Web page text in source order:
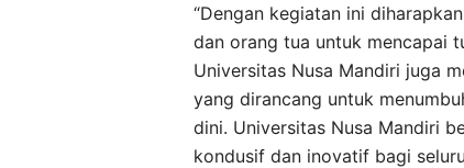
“Dengan kegiatan ini
dan orang tua untuk mencapai
Universitas Nusa Mandiri juga
yang dirancang untuk
dini. Universitas Nusa Mandiri
kondusif dan inovatif bagi